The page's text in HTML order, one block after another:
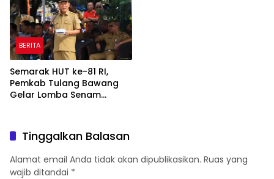
BERITA
Semarak HUT ke-81 RI,
Pemkab Tulang Bawang
Gelar Lomba Senam
Tinggalkan Balasan
Alamat email Anda tidak akan dipublikasikan. Ruas yang
wajib ditandai *